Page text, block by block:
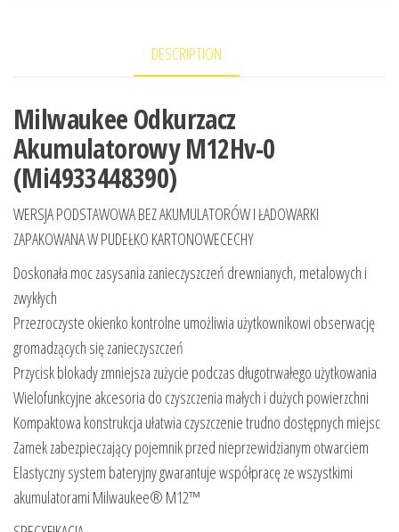
DESCRIPTION
Milwaukee Odkurzacz
Akumulatorowy M12Hv-0
(Mi4933448390)
WERSJA PODSTAWOWA BEZ AKUMULATORÓW I ŁADOWARKI
ZAPAKOWANA W PUDEŁKO KARTONOWECECHY
Doskonała moc zasysania zanieczyszczeń drewnianych, metalowych i
zwykłych
Przezroczyste okienko kontrolne umożliwia użytkownikowi obserwację
gromadzących się zanieczyszczeń
Przycisk blokady zmniejsza zużycie podczas długotrwałego użytkowania
Wielofunkcyjne akcesoria do czyszczenia małych i dużych powierzchni
Kompaktowa konstrukcja ułatwia czyszczenie trudno dostępnych miejsc
Zamek zabezpieczający pojemnik przed nieprzewidzianym otwarciem
Elastyczny system bateryjny gwarantuje współpracę ze wszystkimi
akumulatorami Milwaukee® M12™